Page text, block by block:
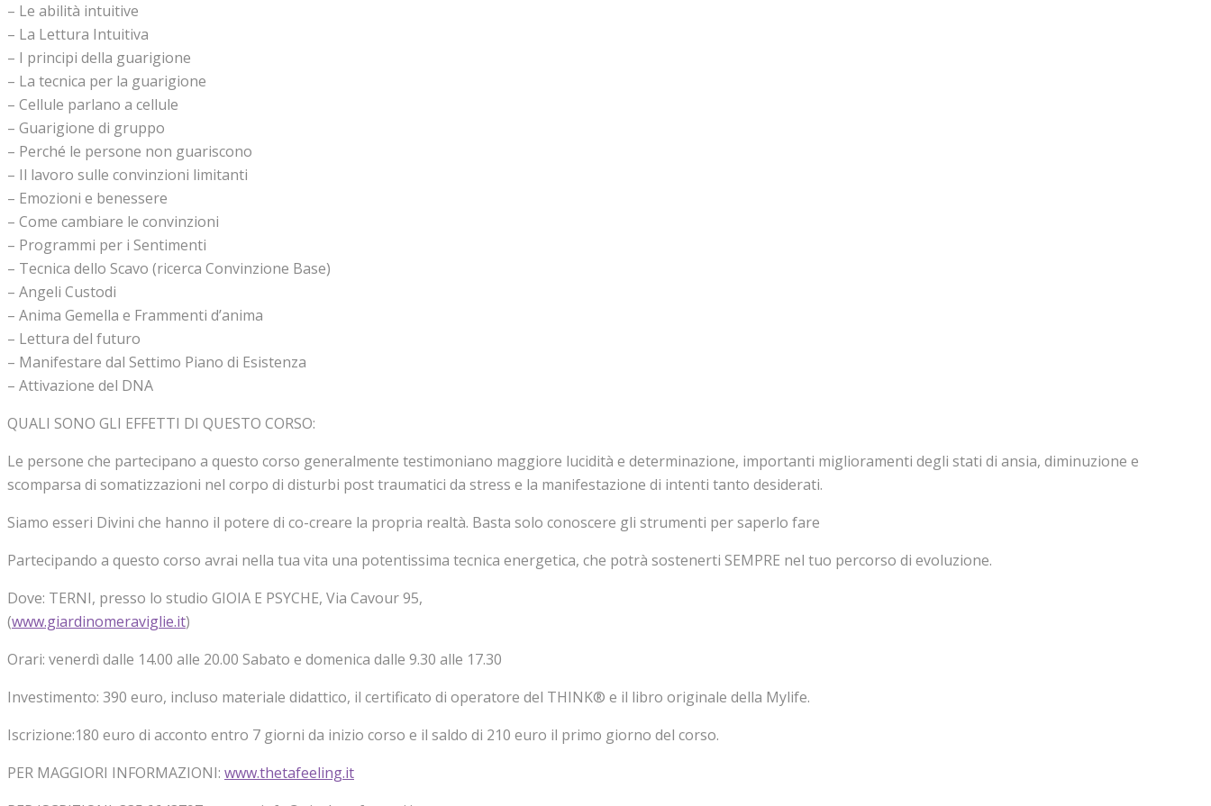
– Le abilità intuitive
– La Lettura Intuitiva
– I principi della guarigione
– La tecnica per la guarigione
– Cellule parlano a cellule
– Guarigione di gruppo
– Perché le persone non guariscono
– Il lavoro sulle convinzioni limitanti
– Emozioni e benessere
– Come cambiare le convinzioni
– Programmi per i Sentimenti
– Tecnica dello Scavo (ricerca Convinzione Base)
– Angeli Custodi
– Anima Gemella e Frammenti d’anima
– Lettura del futuro
– Manifestare dal Settimo Piano di Esistenza
– Attivazione del DNA
QUALI SONO GLI EFFETTI DI QUESTO CORSO:
Le persone che partecipano a questo corso generalmente testimoniano maggiore lucidità e determinazione, importanti miglioramenti degli stati di ansia, diminuzione e
scomparsa di somatizzazioni nel corpo di disturbi post traumatici da stress e la manifestazione di intenti tanto desiderati.
Siamo esseri Divini che hanno il potere di co-creare la propria realtà. Basta solo conoscere gli strumenti per saperlo fare
Partecipando a questo corso avrai nella tua vita una potentissima tecnica energetica, che potrà sostenerti SEMPRE nel tuo percorso di evoluzione.
Dove: TERNI, presso lo studio GIOIA E PSYCHE, Via Cavour 95,
(www.giardinomeraviglie.it)
Orari: venerdì dalle 14.00 alle 20.00 Sabato e domenica dalle 9.30 alle 17.30
Investimento: 390 euro, incluso materiale didattico, il certificato di operatore del THINK® e il libro originale della Mylife.
Iscrizione:180 euro di acconto entro 7 giorni da inizio corso e il saldo di 210 euro il primo giorno del corso.
PER MAGGIORI INFORMAZIONI: www.thetafeeling.it